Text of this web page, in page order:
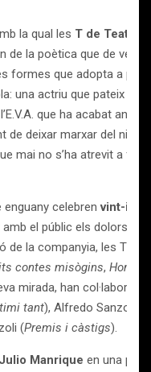
la qual les T de Teatre
de la poètica que de
formes que adopta a
una actriu que pateix un
que ha acabat
deixar marxar del niu la
mai no s’ha atrevit a fer
enguany celebrenvint-i-
el públic els dolors
de la companyia, les T de
contes misògins,
mirada, han col·laborat
tant), Alfredo Sanzol (
(Premis i càstigs).
Julio Manrique en una